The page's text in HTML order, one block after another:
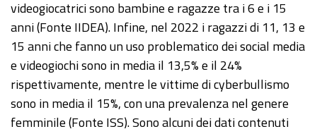
videogiocatrici sono bambine e ragazze tra i 6 e i 15
anni (Fonte IIDEA). Infine, nel 2022 i ragazzi di 11, 13 e
15 anni che fanno un uso problematico dei social media
e videogiochi sono in media il 13,5% e il 24%
rispettivamente, mentre le vittime di cyberbullismo
sono in media il 15%, con una prevalenza nel genere
femminile (Fonte ISS). Sono alcuni dei dati contenuti